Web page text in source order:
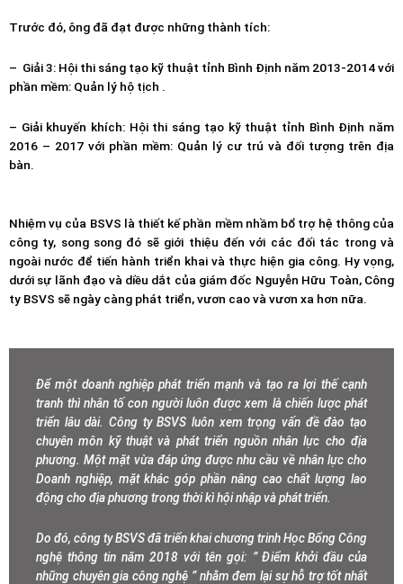
Trước đó, ông đã đạt được những thành tích:
– Giải 3: Hội thi sáng tạo kỹ thuật tỉnh Bình Định năm 2013-2014 với
phần mềm: Quản lý hộ tịch .
– Giải khuyến khích: Hội thi sáng tạo kỹ thuật tỉnh Bình Định năm
2016 – 2017 với phần mềm: Quản lý cư trú và đối tượng trên địa
bàn.
Nhiệm vụ của BSVS là thiết kế phần mềm nhầm bổ trợ hệ thông của
công ty, song song đó sẽ giới thiệu đến với các đối tác trong và
ngoài nước để tiến hành triển khai và thực hiện gia công. Hy vọng,
dưới sự lãnh đạo và diều dắt của giám đốc Nguyễn Hữu Toàn, Công
ty BSVS sẽ ngày càng phát triển, vươn cao và vươn xa hơn nữa.
Để một doanh nghiệp phát triển mạnh và tạo ra lợi thế cạnh
tranh thì nhân tố con người luôn được xem là chiến lược phát
triển lâu dài. Công ty BSVS luôn xem trọng vấn đề đào tạo
chuyên môn kỹ thuật và phát triển nguồn nhân lực cho địa
phương. Một mặt vừa đáp ứng được nhu cầu về nhân lực cho
Doanh nghiệp, mặt khác góp phần nâng cao chất lượng lao
động cho địa phương trong thời kì hội nhập và phát triển.
Do đó, công ty BSVS đã triển khai chương trinh Học Bổng Công
nghệ thông tin năm 2018 với tên gọi: ” Điểm khởi đầu của
những chuyên gia công nghệ ” nhằm đem lại sự hỗ trợ tốt nhất